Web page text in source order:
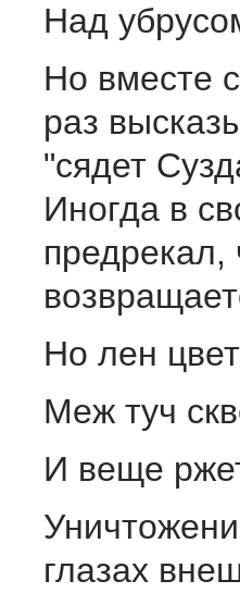
Над
Но вместе
раз
"сядет
Иногда в
предрекал,
Но лен
Меж туч
И веще
глазах